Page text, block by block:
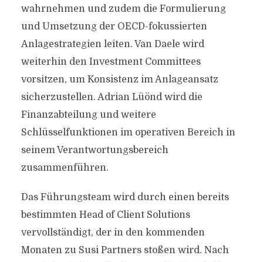
wahrnehmen und zudem die Formulierung
und Umsetzung der OECD-fokussierten
Anlagestrategien leiten. Van Daele wird
weiterhin den Investment Committees
vorsitzen, um Konsistenz im Anlageansatz
sicherzustellen. Adrian Lüönd wird die
Finanzabteilung und weitere
Schlüsselfunktionen im operativen Bereich in
seinem Verantwortungsbereich
zusammenführen.
Das Führungsteam wird durch einen bereits
bestimmten Head of Client Solutions
vervollständigt, der in den kommenden
Monaten zu Susi Partners stoßen wird. Nach